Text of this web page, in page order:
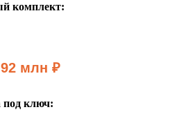
комплект:
млн ₽
под ключ: